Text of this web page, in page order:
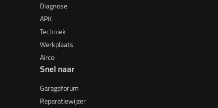
Diagnose
APK
Techniek
Werkplaats
Airco
Snel naar
Garageforum
Reparatiewijzer